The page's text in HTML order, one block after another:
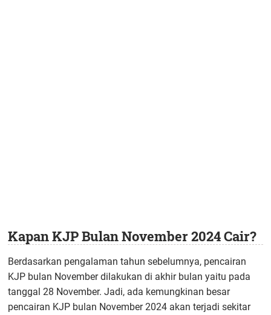
Kapan KJP Bulan November 2024 Cair?
Berdasarkan pengalaman tahun sebelumnya, pencairan
KJP bulan November dilakukan di akhir bulan yaitu pada
tanggal 28 November. Jadi, ada kemungkinan besar
pencairan KJP bulan November 2024 akan terjadi sekitar